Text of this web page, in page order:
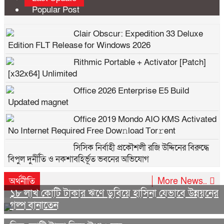
Popular Post
Clair Obscur: Expedition 33 Deluxe
Edition FLT Release for Windows 2026
Rithmic Portable + Activator [Patch]
[x32x64] Unlimited
Office 2026 Enterprise E5 Build
Updated magnet
Office 2019 Mondo AIO KMS Activated
No Internet Required Frее Dow𝚗load Tоr𝚛ent
সিসিক নির্বাহী প্রকৌশলী রজি উদ্দিনের বিরুদ্ধে
বিপুল দুর্নীতি ও নকশাবহির্ভূত ভবনের অভিযোগ
MS Office Standard LITE Edition
Installer EXE Stable Downl𝚘ad via To𝚛rent
মাঠে বুধবারের জনসভা সফল করুন —–মুহাম্মদ ফখরুল ইসলাম
অর্থনীতি More News..
১৮ লাখ কোটি টাকার ঋণে ডুবিয়ে হাসিনা যেভাবে উন্নয়নের
গল্প বানাতেন